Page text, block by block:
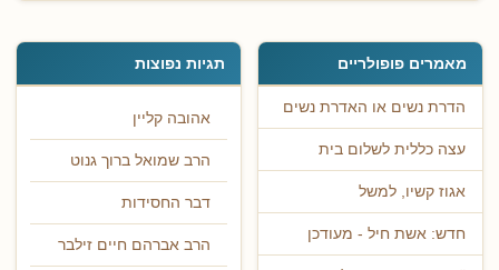
מאמרים פופולריים
הדרת נשים או האדרת נשים
עצה כללית לשלום בית
אגוז קשיו, למשל
חדש: אשת חיל - מעודכן
תגיות נפוצות
אהובה קליין
הרב שמואל ברוך גנוט
דבר החסידות
הרב אברהם חיים זילבר